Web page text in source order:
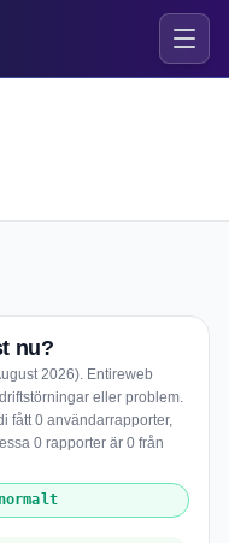
nu?
2026). Entireweb
eller problem.
fått 0 användarrapporter,
0 rapporter är 0 från